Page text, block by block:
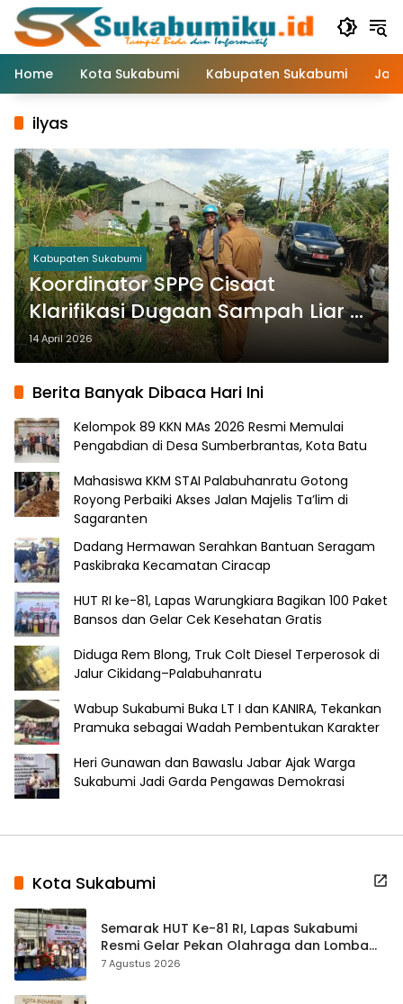
Langsung
konten
Home
Kota Sukabumi Kabupaten Sukabumi
ilyas
Kabupaten Sukabumi
Koordinator SPPG Cisaat
Klarifikasi Dugaan Sampah Liar di
Padaasih: Bukan dari Dapur MBG
14 April 2026
Berita Banyak Dibaca Hari Ini
Kelompok 89 KKN MAs 2026 Resmi Memulai
Pengabdian di Desa Sumberbrantas, Kota Batu
Mahasiswa KKM STAI Palabuhanratu Gotong
Royong Perbaiki Akses Jalan Majelis Ta’lim di
Sagaranten
Dadang Hermawan Serahkan Bantuan Seragam
Paskibraka Kecamatan Ciracap
HUT RI ke-81, Lapas Warungkiara Bagikan 100 Paket
Bansos dan Gelar Cek Kesehatan Gratis
Diduga Rem Blong, Truk Colt Diesel Terperosok di
Jalur Cikidang–Palabuhanratu
Wabup Sukabumi Buka LT I dan KANIRA, Tekankan
Pramuka sebagai Wadah Pembentukan Karakter
Heri Gunawan dan Bawaslu Jabar Ajak Warga
Sukabumi Jadi Garda Pengawas Demokrasi
Kota Sukabumi
Semarak HUT Ke-81 RI, Lapas Sukabumi
Resmi Gelar Pekan Olahraga dan Lomba
Tradisional
7 Agustus 2026